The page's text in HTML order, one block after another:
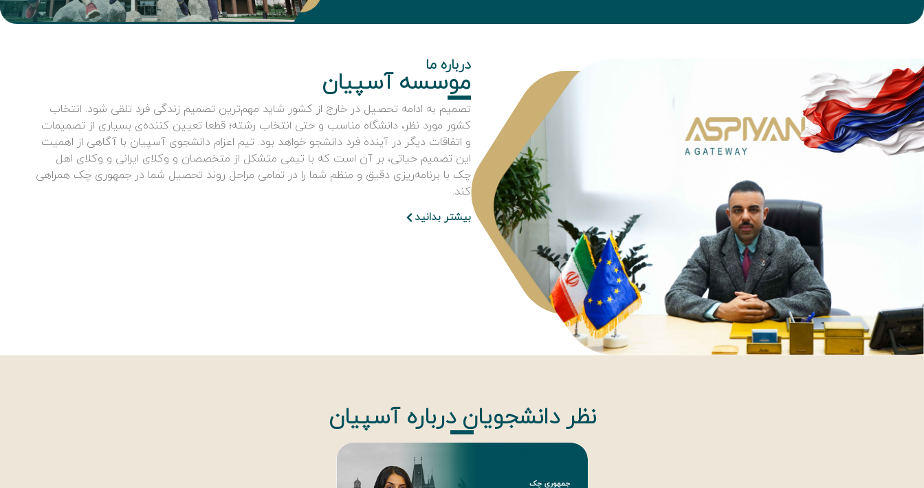
درباره ما
موسسه آسپیان
تصمیم به ادامه تحصیل در خارج از کشور شاید مهم‌ترین تصمیم زندگی فرد تلقی شود. انتخاب
کشور مورد نظر، دانشگاه مناسب و حتی انتخاب رشته؛ قطعا تعیین کننده‌ی بسیاری از تصمیمات
و اتفاقات دیگر در آینده فرد دانشجو خواهد بود. تیم اعزام دانشجوی آسپیان با آگاهی از اهمیت
این تصمیم حیاتی، بر آن است که با تیمی متشکل از متخصصان و وکلای ایرانی و وکلای اهل
چک با برنامه‌ریزی دقیق و منظم شما را در تمامی مراحل روند تحصیل شما در جمهوری چک همراهی
کند.
بیشتر بدانید
نظر دانشجویان درباره آسپیان